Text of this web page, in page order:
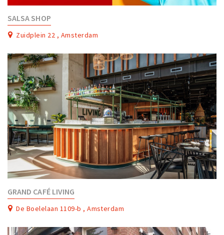
SALSA SHOP
Zuidplein 22 , Amsterdam
GRAND CAFÉ LIVING
De Boelelaan 1109-b , Amsterdam